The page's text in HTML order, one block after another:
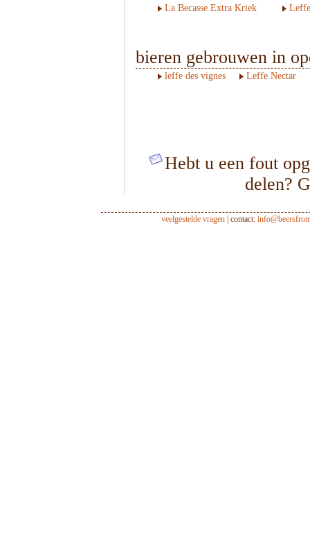
La Becasse Extra Kriek
bieren gebrouwen in
leffe des vignes Leffe Nectar
Hebt u een fout
delen?
veelgestelde vragen | contact: